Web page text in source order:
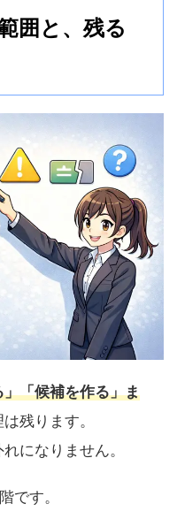
囲と、残る
「候補を作る」ま
残ります。
になりません。
です。